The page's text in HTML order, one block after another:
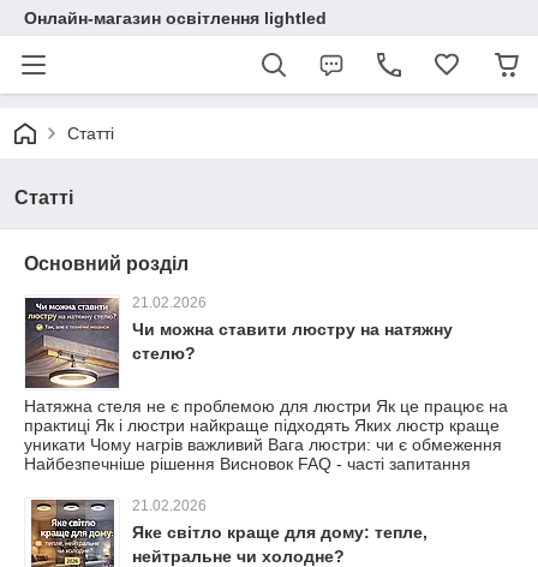
Онлайн-магазин освітлення lightled
Статті
Статті
Основний розділ
21.02.2026
Чи можна ставити люстру на натяжну
стелю?
Натяжна стеля не є проблемою для люстри Як це працює на
практиці Як і люстри найкраще підходять Яких люстр краще
уникати Чому нагрів важливий Вага люстри: чи є обмеження
Найбезпечніше рішення Висновок FAQ - часті запитання
21.02.2026
Яке світло краще для дому: тепле,
нейтральне чи холодне?